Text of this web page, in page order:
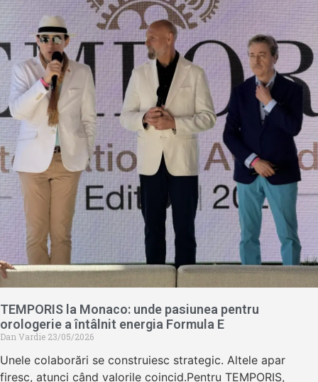
TEMPORIS la Monaco: unde pasiunea pentru
orologerie a întâlnit energia Formula E
Dan Vardie 23/05/2026
Unele colaborări se construiesc strategic. Altele apar
firesc, atunci când valorile coincid.Pentru TEMPORIS,